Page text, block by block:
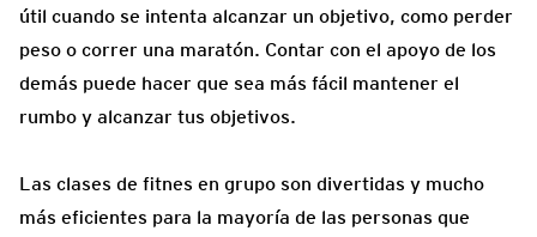
útil cuando se intenta alcanzar un objetivo, como perder
peso o correr una maratón. Contar con el apoyo de los
demás puede hacer que sea más fácil mantener el
rumbo y alcanzar tus objetivos.
Las clases de fitnes en grupo son divertidas y mucho
más eficientes para la mayoría de las personas que